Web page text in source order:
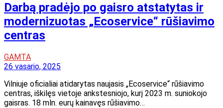
Darbą pradėjo po gaisro atstatytas ir
modernizuotas „Ecoservice“ rūšiavimo
centras
GAMTA
26 vasario, 2025
Vilniuje oficialiai atidarytas naujasis „Ecoservice“ rūšiavimo
centras, iškilęs vietoje ankstesniojo, kurį 2023 m. suniokojo
gaisras. 18 mln. eurų kainavęs rūšiavimo…